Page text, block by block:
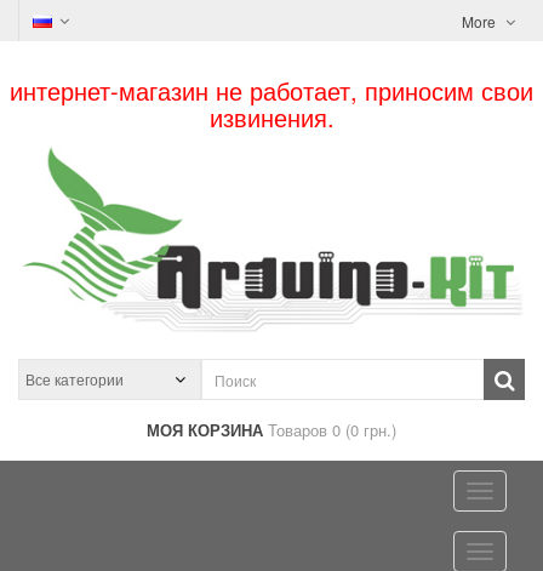
More
интернет-магазин не работает, приносим свои
извинения.
МОЯ КОРЗИНА Товаров 0 (0 грн.)